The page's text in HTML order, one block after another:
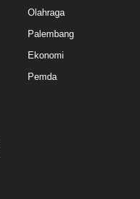
Olahraga
Palembang
Ekonomi
Pemda